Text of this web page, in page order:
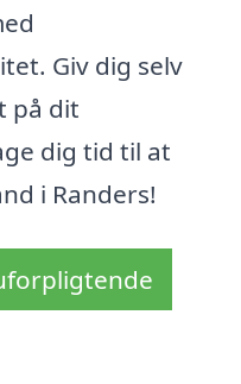
Giv dig selv
på dit
dig tid til at
i Randers!